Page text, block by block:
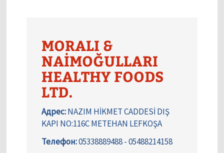
MORALI &
NAİMOĞULLARI
HEALTHY FOODS
LTD.
Адрес:NAZIM HİKMET CADDESİ DIŞ
KAPI NO:116C METEHAN LEFKOŞA
Телефон:05338889488 - 05488214158